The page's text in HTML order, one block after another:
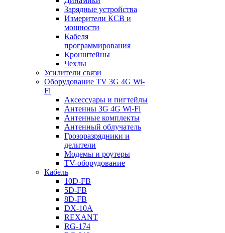
Зарядные устройства
Измерители КСВ и
мощности
Кабеля
программирования
Кронштейны
Чехлы
Усилители связи
Оборудование TV 3G 4G Wi-
Fi
Аксессуары и пигтейлы
Антенны 3G 4G Wi-Fi
Антенные комплекты
Антенный облучатель
Грозоразрядники и
делители
Модемы и роутеры
TV-оборудование
Кабель
10D-FB
5D-FB
8D-FB
DX-10A
REXANT
RG-174